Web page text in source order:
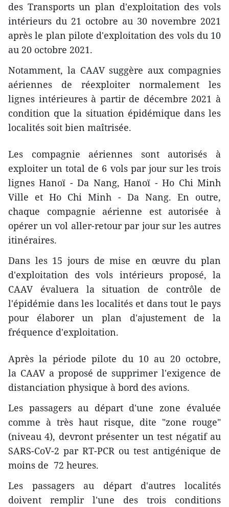
des Transports un plan d'exploitation des vols
intérieurs du 21 octobre au 30 novembre 2021
après le plan pilote d'exploitation des vols du 10
au 20 octobre 2021.
Notamment, la CAAV suggère aux compagnies
aériennes de réexploiter normalement les
lignes intérieures à partir de décembre 2021 à
condition que la situation épidémique dans les
localités soit bien maîtrisée.
Les compagnie aériennes sont autorisés à
exploiter un total de 6 vols par jour sur les trois
lignes Hanoï - Da Nang, Hanoï - Ho Chi Minh
Ville et Ho Chi Minh - Da Nang. En outre,
chaque compagnie aérienne est autorisée à
opérer un vol aller-retour par jour sur les autres
itinéraires.
Dans les 15 jours de mise en œuvre du plan
d'exploitation des vols intérieurs proposé, la
CAAV évaluera la situation de contrôle de
l'épidémie dans les localités et dans tout le pays
pour élaborer un plan d'ajustement de la
fréquence d'exploitation.
Après la période pilote du 10 au 20 octobre,
la CAAV a proposé de supprimer l'exigence de
distanciation physique à bord des avions.
Les passagers au départ d'une zone évaluée
comme à très haut risque, dite "zone rouge"
(niveau 4), devront présenter un test négatif au
SARS-CoV-2 par RT-PCR ou test antigénique de
moins de 72 heures.
Les passagers au départ d'autres localités
doivent remplir l'une des trois conditions